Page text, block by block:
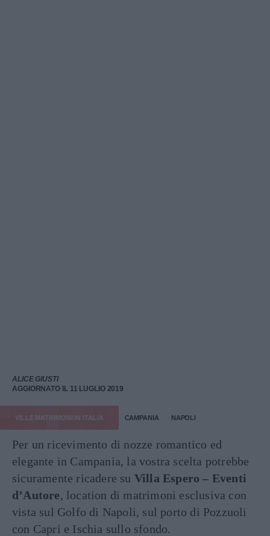
ALICE GIUSTI
AGGIORNATO IL 11 LUGLIO 2019
VILLE MATRIMONI IN ITALIA CAMPANIA NAPOLI
Per un ricevimento di nozze romantico ed
elegante in Campania, la vostra scelta potrebbe
sicuramente ricadere su Villa Espero – Eventi
d’Autore, location di matrimoni esclusiva con
vista sul Golfo di Napoli, sul porto di Pozzuoli
con Capri e Ischia sullo sfondo.